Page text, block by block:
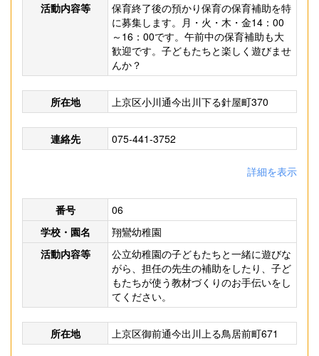
活動内容等
保育終了後の預かり保育の保育補助を特
に募集します。月・火・木・金14：00
～16：00です。午前中の保育補助も大
歓迎です。子どもたちと楽しく遊びませ
んか？
所在地 上京区小川通今出川下る針屋町370
連絡先 075-441-3752
詳細を表示
番号
06
学校・園名
翔鸞幼稚園
活動内容等
公立幼稚園の子どもたちと一緒に遊びな
がら、担任の先生の補助をしたり、子ど
もたちが使う教材づくりのお手伝いをし
てください。
所在地 上京区御前通今出川上る鳥居前町671